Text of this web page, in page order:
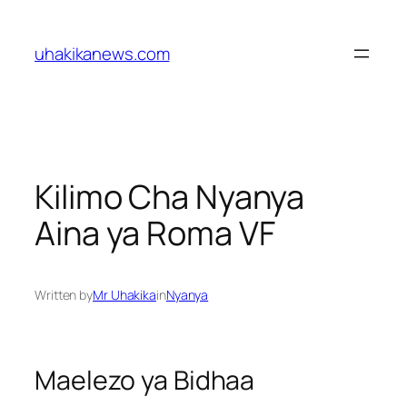
content
uhakikanews.com
Kilimo Cha Nyanya
Aina ya Roma VF
Written byMr UhakikainNyanya
Maelezo ya Bidhaa